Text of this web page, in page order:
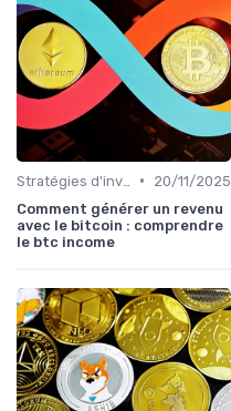
•
20/11/2025
Comment générer un revenu
avec le bitcoin : comprendre
le btc income